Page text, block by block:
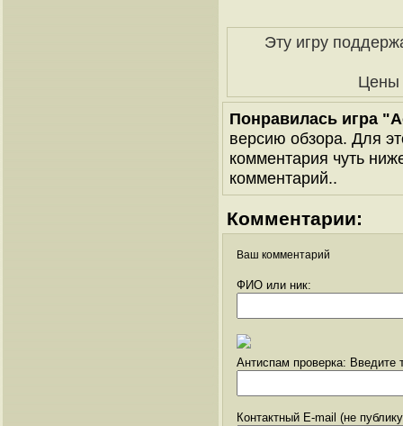
Эту игру
Понравилась игра
версию обзора. Для
комментария чуть
комментарий..
Комментарии:
Ваш комментарий
ФИО или ник:
Антиспам проверка: Введите
Контактный E-mail (не